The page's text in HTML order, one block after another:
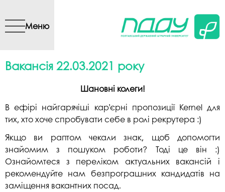
вмісту
Меню
Вакансія 22.03.2021 року
Шановні колеги!
В ефірі найгарячіші кар’єрні пропозиції Kernel для
тих, хто хоче спробувати себе в ролі рекрутера :)
Якщо ви раптом чекали знак, щоб допомогти
знайомим з пошуком роботи? Тоді це він :)
Ознайомтеся з переліком актуальних вакансій і
рекомендуйте нам безпрограшних кандидатів на
заміщення вакантних посад.